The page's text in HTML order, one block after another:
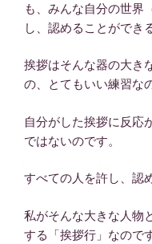
も、みんな自分の世界
し、認めることができ
挨拶はそんな器の大き
の、とてもいい練習な
自分がした挨拶に反応
ではないのです。
すべての人を許し、認
私がそんな大きな人物
する「挨拶行」なので